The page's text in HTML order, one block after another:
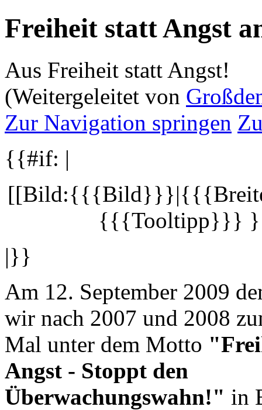
Freiheit statt Angst
Aus Freiheit statt Angst!
(Weitergeleitet von
Zur Navigation springen
{{#if: |
{{{Tooltipp}}}
|}}
Am 12. September 2009
wir nach 2007 und 2008
Mal unter dem Motto
Angst - Stoppt den
Überwachungswahn!" in